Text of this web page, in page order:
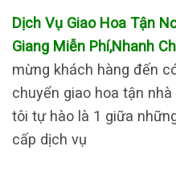
Dịch Vụ Giao Hoa Tận
Giang Miễn Phí,Nhanh
mừng khách hàng đến
chuyển giao hoa tận
tôi tự hào là 1 giữa
cấp dịch vụ